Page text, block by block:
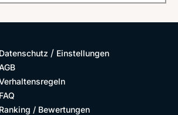
Datenschutz / Einstellungen
FAQ
Ranking / Bewertungen